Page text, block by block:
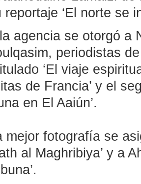
reportaje ‘El norte se
agencia se otorgó a
periodistas
‘El viaje
de Francia’ y el
en El Aaiún’.
mejor fotografía se
al Maghribiya’ y a